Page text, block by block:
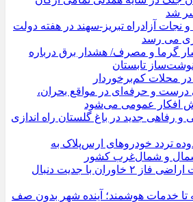
شد
و نجات آزادراه تبریز-سهند در هفته دولت
می‌ رسد
گرما و مصرف/ هشدار برق درباره
تابستان
محلات کم‌برخوردار
درست و حرفه‌ای در مواقع بحران،
افکار عمومی می‌شود
و رفاهی جدید در باغ گلستان راه اندازی
تردد خودروهای ارس‌پلاک به
و شمال‌غرب کشور
رفع مشکلات اراضی فاز ۲ خاوران با جدیت دنبال
تا خدمات هوشمند؛ آینده شهر بدون صف